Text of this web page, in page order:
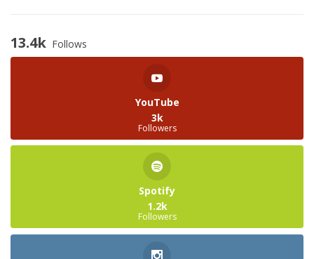
13.4k Follows
YouTube
3k
Followers
Spotify
1.2k
Followers